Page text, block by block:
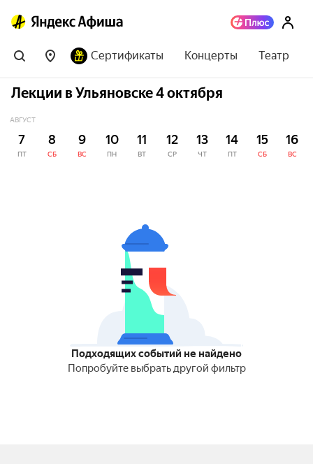
Сертификаты Концерты Театр
Лекции в Ульяновске 4 октября
АВГУСТ
7
ПТ
8
СБ
9
ВС
10
ПН
11
ВТ
12
СР
13
ЧТ
14
ПТ
15
СБ
16
ВС
Подходящих событий не найдено
Попробуйте выбрать другой фильтр